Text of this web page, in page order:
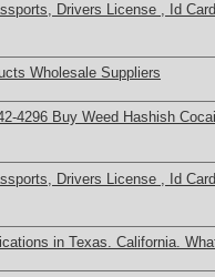
Drivers License , Id
Wholesale Suppliers
4296 Buy Weed Hashish
Drivers License , Id
in Texas. California.